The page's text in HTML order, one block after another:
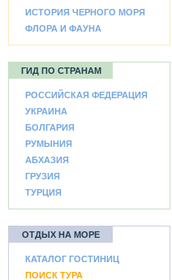
ИСТОРИЯ ЧЕРНОГО МОРЯ
ФЛОРА И ФАУНА
ГИД ПО СТРАНАМ
РОССИЙСКАЯ ФЕДЕРАЦИЯ
УКРАИНА
БОЛГАРИЯ
РУМЫНИЯ
АБХАЗИЯ
ГРУЗИЯ
ТУРЦИЯ
ОТДЫХ НА МОРЕ
КАТАЛОГ ГОСТИНИЦ
ПОИСК ТУРА